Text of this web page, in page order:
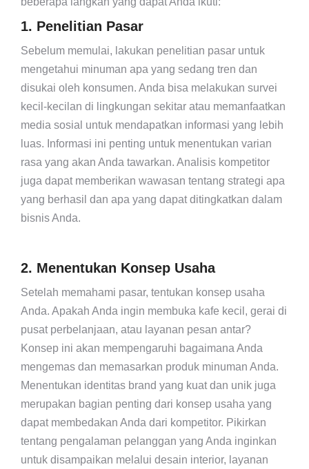
1. Penelitian Pasar
Sebelum memulai, lakukan penelitian pasar untuk
mengetahui minuman apa yang sedang tren dan
disukai oleh konsumen. Anda bisa melakukan survei
kecil-kecilan di lingkungan sekitar atau memanfaatkan
media sosial untuk mendapatkan informasi yang lebih
luas. Informasi ini penting untuk menentukan varian
rasa yang akan Anda tawarkan. Analisis kompetitor
juga dapat memberikan wawasan tentang strategi apa
yang berhasil dan apa yang dapat ditingkatkan dalam
bisnis Anda.
2. Menentukan Konsep Usaha
Setelah memahami pasar, tentukan konsep usaha
Anda. Apakah Anda ingin membuka kafe kecil, gerai di
pusat perbelanjaan, atau layanan pesan antar?
Konsep ini akan mempengaruhi bagaimana Anda
mengemas dan memasarkan produk minuman Anda.
Menentukan identitas brand yang kuat dan unik juga
merupakan bagian penting dari konsep usaha yang
dapat membedakan Anda dari kompetitor. Pikirkan
tentang pengalaman pelanggan yang Anda inginkan
untuk disampaikan melalui desain interior, layanan